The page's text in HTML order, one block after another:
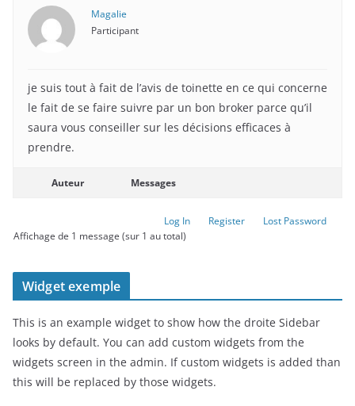
Magalie
Participant
je suis tout à fait de l’avis de toinette en ce qui concerne
le fait de se faire suivre par un bon broker parce qu’il
saura vous conseiller sur les décisions efficaces à
prendre.
Auteur Messages
Log In Register
Lost Password
Affichage de 1 message (sur 1 au total)
Widget exemple
This is an example widget to show how the droite Sidebar
looks by default. You can add custom widgets from the
widgets screen in the admin. If custom widgets is added than
this will be replaced by those widgets.